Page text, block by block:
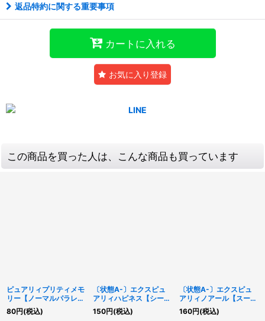
返品特約に関する重要事項
カートに入れる
お気に入り登録
この商品を買った人は、こんな商品も買っています
ピュアリィプリティメモ
リー【ノーマルパラレ
ル】{DBAD-JP022}
《魔法》
80円(税込)
〔状態A-〕エクスピュ
アリィハピネス【シーク
レット】{DBAD-
JP017}《エクシーズ》
150円(税込)
〔状態A-〕エクスピュ
アリィノアール【スーパ
ー】{DBAD-JP018}
《エクシーズ》
160円(税込)